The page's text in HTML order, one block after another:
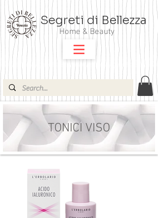
Segreti di Bellezza
Home & Beauty
TONICI VISO